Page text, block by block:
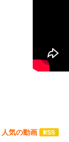
人気の動画